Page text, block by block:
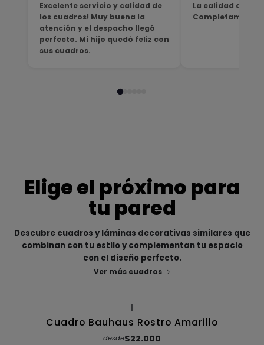
Excelente servicio y calidad de
los cuadros! Muy buena la
atención y el despacho llegó
perfecto. Mi hijo quedó feliz con
sus cuadros.
La calidad del
Completamente
Elige el próximo para
tu pared
Descubre cuadros y láminas decorativas similares que
combinan con tu estilo y complementan tu espacio
con el diseño perfecto.
Ver más cuadros
Cuadro Bauhaus Rostro Amarillo
desde$22.000